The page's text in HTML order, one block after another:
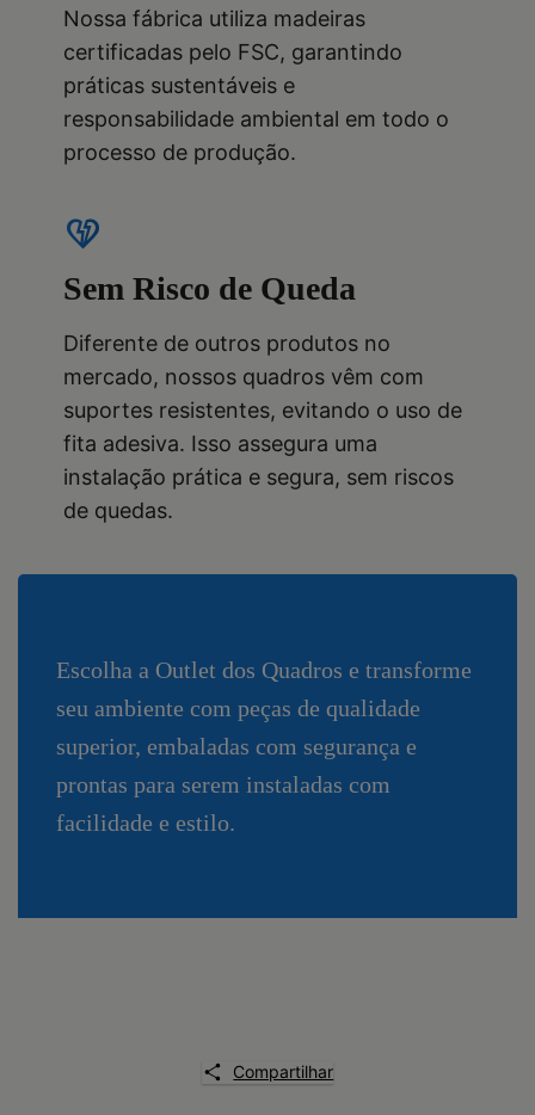
Nossa fábrica utiliza madeiras
certificadas pelo FSC, garantindo
práticas sustentáveis e
responsabilidade ambiental em todo o
processo de produção.
heart_broken
Sem Risco de Queda
Diferente de outros produtos no
mercado, nossos quadros vêm com
suportes resistentes, evitando o uso de
fita adesiva. Isso assegura uma
instalação prática e segura, sem riscos
de quedas.
Escolha a Outlet dos Quadros e transforme
seu ambiente com peças de qualidade
superior, embaladas com segurança e
prontas para serem instaladas com
facilidade e estilo.
Compartilhar